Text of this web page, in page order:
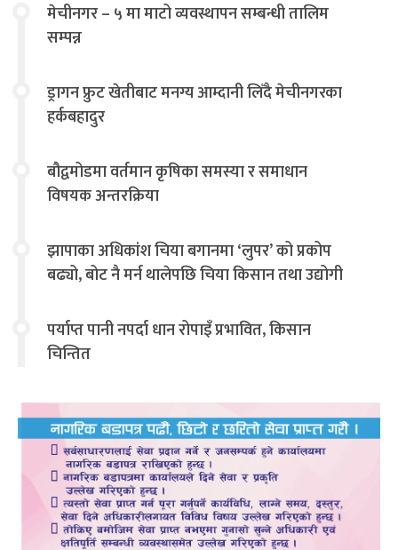
मेचीनगर – ५ मा माटो व्यवस्थापन सम्बन्धी तालिम
सम्पन्न
ड्रागन फ्रुट खेतीबाट मनग्य आम्दानी लिँदै मेचीनगरका
हर्कबहादुर
बौद्वमोडमा वर्तमान कृषिका समस्या र समाधान
विषयक अन्तरक्रिया
झापाका अधिकांश चिया बगानमा ‘लुपर’ को प्रकोप
बढ्यो, बोट नै मर्न थालेपछि चिया किसान तथा उद्योगी
पर्याप्त पानी नपर्दा धान रोपाइँ प्रभावित, किसान
चिन्तित